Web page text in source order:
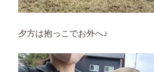
夕方は抱っこでお外へ♪